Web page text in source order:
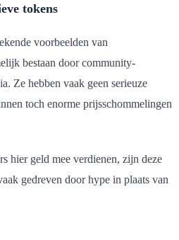
tokens
voorbeelden van
bestaan door community-
Ze hebben vaak geen serieuze
toch enorme prijsschommelingen
hier geld mee verdienen, zijn deze
gedreven door hype in plaats van